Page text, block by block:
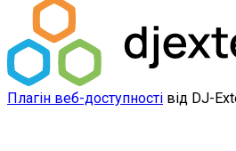
Плагін веб-доступності від DJ-